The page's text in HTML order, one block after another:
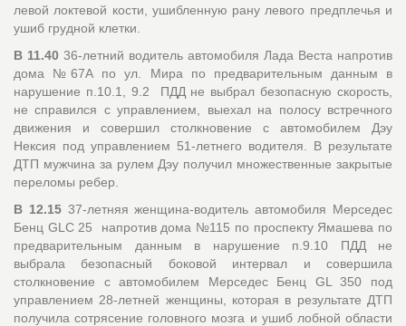
левой локтевой кости, ушибленную рану левого предплечья и
ушиб грудной клетки.
В 11.40 36-летний водитель автомобиля Лада Веста напротив
дома №67А по ул. Мира по предварительным данным в
нарушение п.10.1, 9.2 ПДД не выбрал безопасную скорость,
не справился с управлением, выехал на полосу встречного
движения и совершил столкновение с автомобилем Дэу
Нексия под управлением 51-летнего водителя. В результате
ДТП мужчина за рулем Дэу получил множественные закрытые
переломы ребер.
В 12.1537-летняя женщина-водитель автомобиля Мерседес
Бенц GLC 25 напротив дома №115 по проспекту Ямашева по
предварительным данным в нарушение п.9.10 ПДД не
выбрала безопасный боковой интервал и совершила
столкновение с автомобилем Мерседес Бенц GL 350 под
управлением 28-летней женщины, которая в результате ДТП
получила сотрясение головного мозга и ушиб лобной области